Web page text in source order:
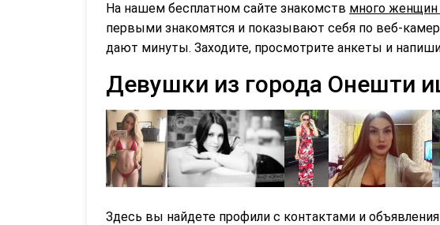
На нашем бесплатном сайте знакомств много женщин
первыми знакомятся и показывают себя по веб-
дают минуты. Заходите, просмотрите анкеты и
Девушки из города Онешти
Здесь вы найдете профили с контактами и